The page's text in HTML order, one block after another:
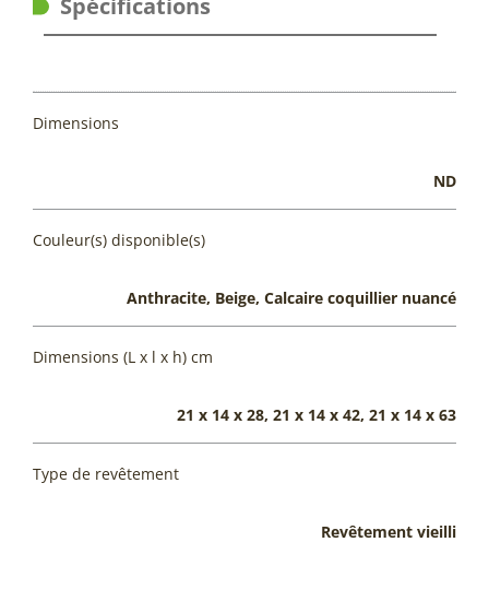
Spécifications
Dimensions
ND
Couleur(s) disponible(s)
Anthracite, Beige, Calcaire coquillier nuancé
Dimensions (L x l x h) cm
21 x 14 x 28, 21 x 14 x 42, 21 x 14 x 63
Type de revêtement
Revêtement vieilli